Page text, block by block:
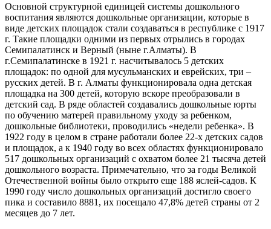
Основной структурной единицей системы дошкольного
воспитания являются дошкольные организации, которые в
виде детских площадок стали создаваться в республике с 1917
г. Такие площадки одними из первых отрылись в городах
Семипалатинск и Верный (ныне г.Алматы). В
г.Семипалатинске в 1921 г. насчитывалось 5 детских
площадок: по одной для мусульманских и еврейских, три –
русских детей. В г. Алматы функционировала одна детская
площадка на 300 детей, которую вскоре преобразовали в
детский сад. В ряде областей создавались дошкольные юрты
по обучению матерей правильному уходу за ребенком,
дошкольные библиотеки, проводились «недели ребенка». В
1922 году в целом в стране работали более 22-х детских садов
и площадок, а к 1940 году во всех областях функционировало
517 дошкольных организаций с охватом более 21 тысяча детей
дошкольного возраста. Примечательно, что за годы Великой
Отечественной войны было открыто еще 188 яслей-садов. К
1990 году число дошкольных организаций достигло своего
пика и составило 8881, их посещало 47,8% детей страны от 2
месяцев до 7 лет.